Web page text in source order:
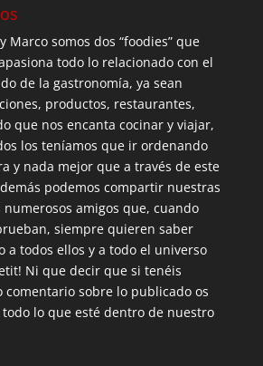
Marco somos dos “foodies” que
todo lo relacionado con el
de la gastronomía, ya sean
productos, restaurantes,
que nos encanta cocinar y viajar,
los teníamos que ir ordenando
y nada mejor que a través de este
podemos compartir nuestras
amigos que, cuando
siempre quieren saber
a todos ellos y a todo el universo
Ni que decir que si tenéis
sobre lo publicado os
lo que esté dentro de nuestro